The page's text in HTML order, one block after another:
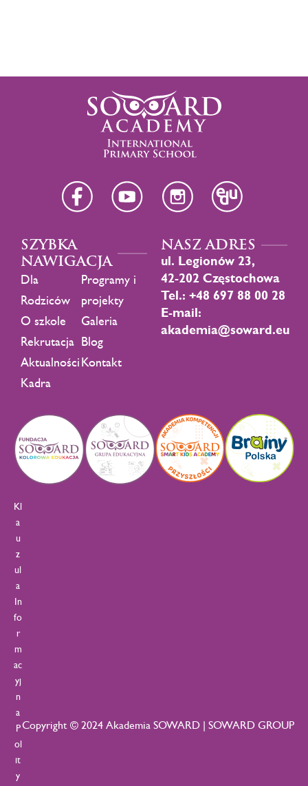
SZYBKA
NAWIGACJA
Dla
Rodziców
O szkole
Rekrutacja
Aktualności
Kadra
Programy i
projekty
Galeria
Blog
Kontakt
NASZ ADRES
ul. Legionów 23,
42-202 Częstochowa
Tel.: +48 697 88 00 28
E-mail:
akademia@soward.eu
Copyright © 2024 Akademia SOWARD | SOWARD GROUP
Kl
a
u
z
ul
a
In
fo
r
m
ac
yj
n
a
P
ol
it
y